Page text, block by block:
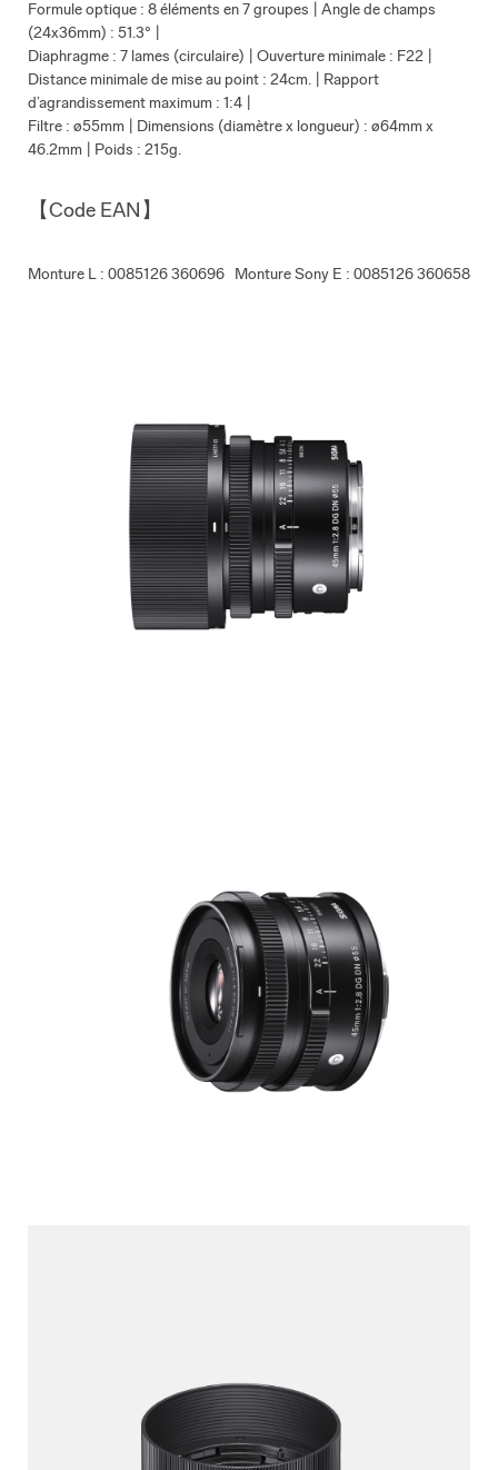
Formule optique : 8 éléments en 7 groupes | Angle de champs
(24x36mm) : 51.3° |
Diaphragme : 7 lames (circulaire) | Ouverture minimale : F22 |
Distance minimale de mise au point : 24cm. | Rapport
d’agrandissement maximum : 1:4 |
Filtre : ø55mm | Dimensions (diamètre x longueur) : ø64mm x
46.2mm | Poids : 215g.
【Code EAN】
Monture L : 0085126 360696 Monture Sony E : 0085126 360658